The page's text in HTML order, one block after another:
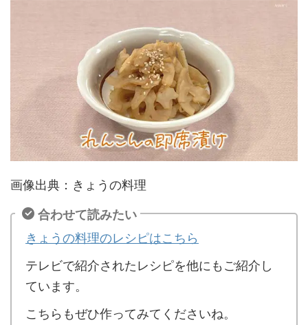
画像出典：きょうの料理
合わせて読みたい
きょうの料理のレシピはこちら
テレビで紹介されたレシピを他にもご紹介し
ています。
こちらもぜひ作ってみてくださいね。